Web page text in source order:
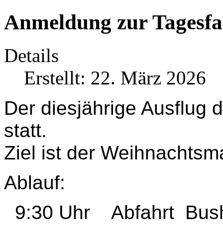
Anmeldung zur
Details
Erstellt: 22. März 2026
Der diesjährige Ausflug
statt.
Ziel ist der
Ablauf:
9:30 Uhr Abfahrt